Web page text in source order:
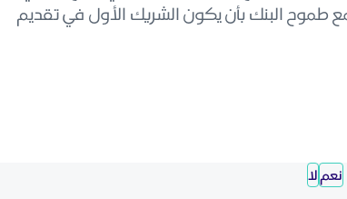
مع طموح البنك بأن يكون الشريك الأول في تقديم
نعم لا